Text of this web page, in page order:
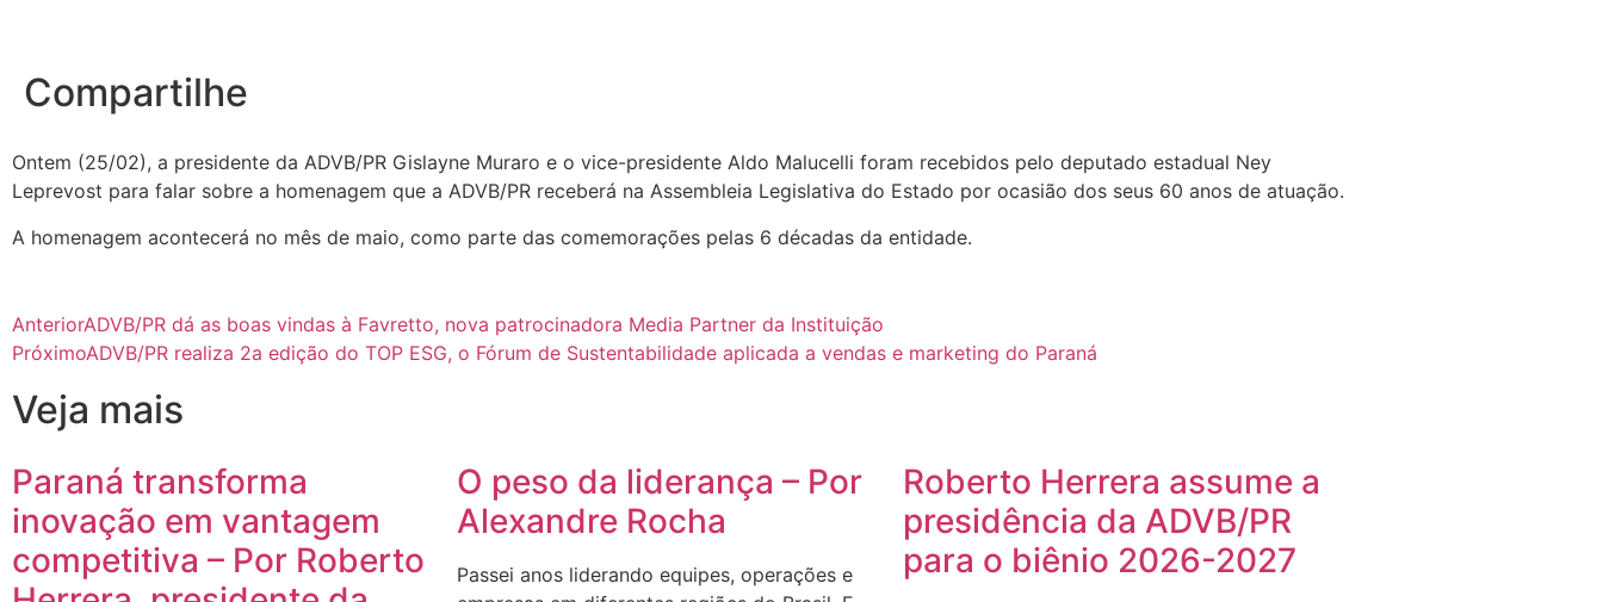
Compartilhe
Ontem (25/02), a presidente da ADVB/PR Gislayne Muraro e o vice-presidente Aldo Malucelli foram recebidos pelo deputado estadual Ney
Leprevost para falar sobre a homenagem que a ADVB/PR receberá na Assembleia Legislativa do Estado por ocasião dos seus 60 anos de atuação.
A homenagem acontecerá no mês de maio, como parte das comemorações pelas 6 décadas da entidade.
AnteriorADVB/PR dá as boas vindas à Favretto, nova patrocinadora Media Partner da Instituição
PróximoADVB/PR realiza 2a edição do TOP ESG, o Fórum de Sustentabilidade aplicada a vendas e marketing do Paraná
Veja mais
Paraná transforma
inovação em vantagem
competitiva – Por Roberto
O peso da liderança – Por
Alexandre Rocha
Passei anos liderando equipes, operações e
Roberto Herrera assume a
presidência da ADVB/PR
para o biênio 2026-2027